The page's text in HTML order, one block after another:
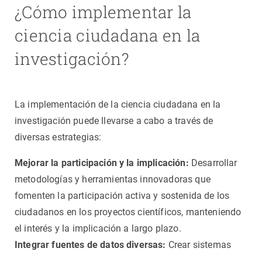
¿Cómo implementar la
ciencia ciudadana en la
investigación?
La implementación de la ciencia ciudadana en la
investigación puede llevarse a cabo a través de
diversas estrategias:
Mejorar la participación y la implicación: Desarrollar
metodologías y herramientas innovadoras que
fomenten la participación activa y sostenida de los
ciudadanos en los proyectos científicos, manteniendo
el interés y la implicación a largo plazo.
Integrar fuentes de datos diversas: Crear sistemas